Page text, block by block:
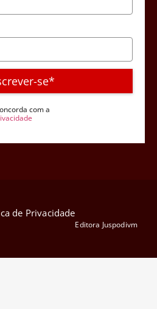
se*
com a
de Privacidade
Editora Juspodivm